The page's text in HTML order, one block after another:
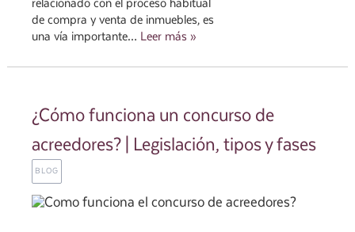
relacionado con el proceso habitual
de compra y venta de inmuebles, es
una vía importante… Leer más »
¿Cómo funciona un concurso de
acreedores? | Legislación, tipos y fases
BLOG